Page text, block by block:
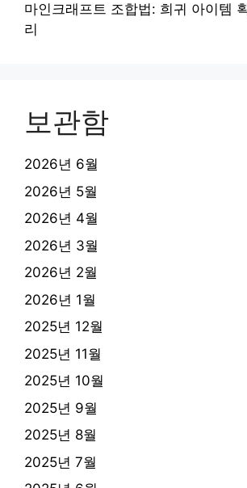
마인크래프트 조합법: 희귀 아이템
리
보관함
2026년 6월
2026년 5월
2026년 4월
2026년 3월
2026년 2월
2026년 1월
2025년 12월
2025년 11월
2025년 10월
2025년 9월
2025년 8월
2025년 7월